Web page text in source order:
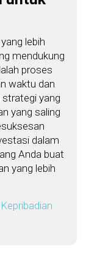
lebih
mendukung
proses
waktu dan
yang
yang saling
dalam
Anda buat
yang lebih